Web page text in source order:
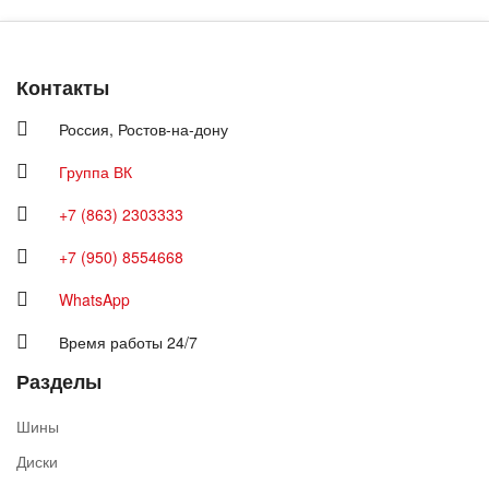
Контакты
Россия, Ростов-на-дону
Группа ВК
+7 (863) 2303333
+7 (950) 8554668
WhatsApp
Время работы 24/7
Разделы
Шины
Диски